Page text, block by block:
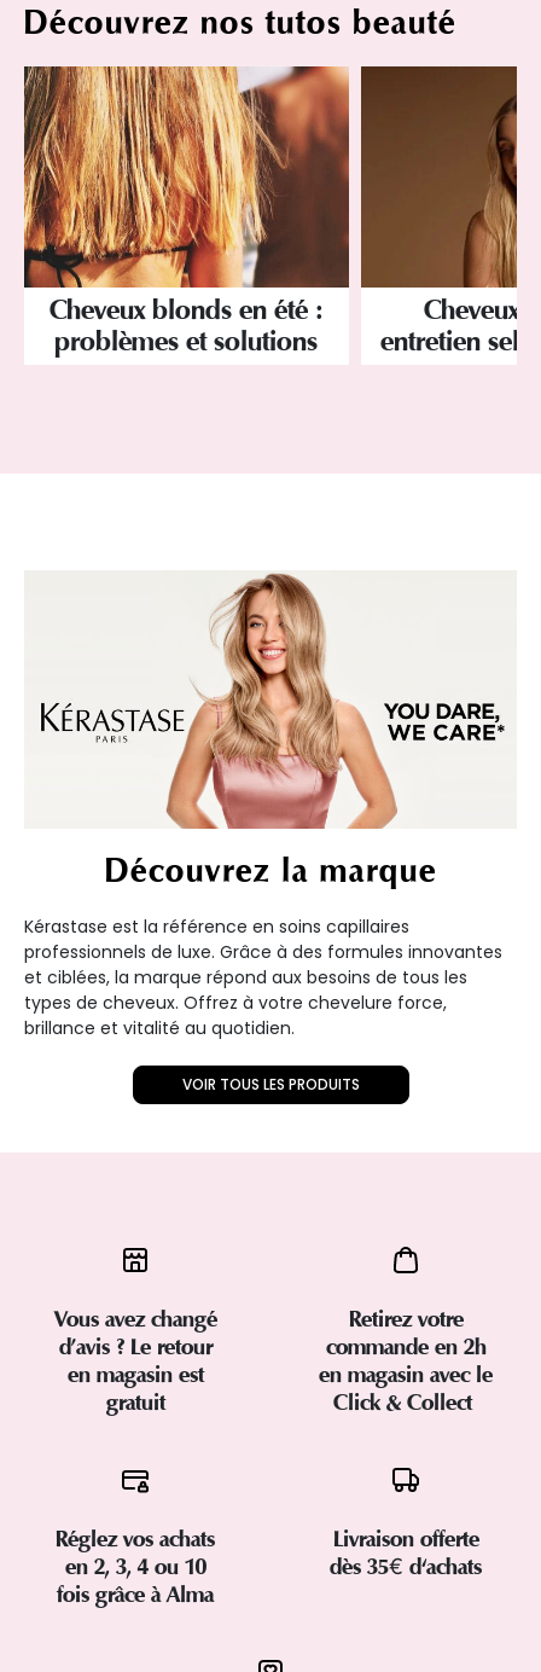
Découvrez nos tutos beauté
Cheveux blonds en été :
problèmes et solutions
Cheveux
entretien
Découvrez la marque
Kérastase est la référence en soins capillaires
professionnels de luxe. Grâce à des formules innovantes
et ciblées, la marque répond aux besoins de tous les
types de cheveux. Offrez à votre chevelure force,
brillance et vitalité au quotidien.
VOIR TOUS LES PRODUITS
Vous avez changé
d’avis ? Le retour
en magasin est
gratuit
Retirez votre
commande en 2h
en magasin avec le
Click & Collect
Réglez vos achats
en 2, 3, 4 ou 10
fois grâce à Alma
Livraison offerte
dès 35€ d'achats